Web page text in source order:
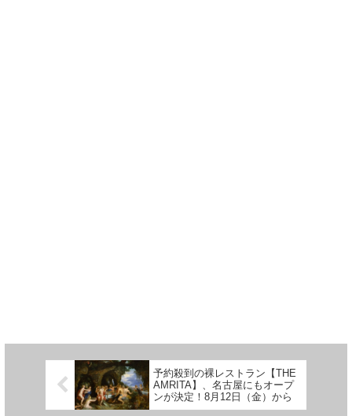
予約殺到の裸レストラン【THE
AMRITA】、名古屋にもオープ
ンが決定！8月12日（金）から